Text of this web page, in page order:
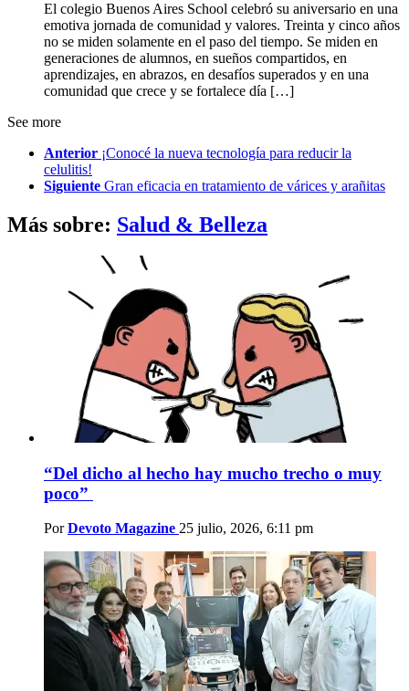
El colegio Buenos Aires School celebró su aniversario en una
emotiva jornada de comunidad y valores. Treinta y cinco años
no se miden solamente en el paso del tiempo. Se miden en
generaciones de alumnos, en sueños compartidos, en
aprendizajes, en abrazos, en desafíos superados y en una
comunidad que crece y se fortalece día […]
See more
Anterior ¡Conocé la nueva tecnología para reducir la
celulitis!
Siguiente Gran eficacia en tratamiento de várices y arañitas
Más sobre: Salud & Belleza
“Del dicho al hecho hay mucho trecho o muy
poco”
Por Devoto Magazine 25 julio, 2026, 6:11 pm